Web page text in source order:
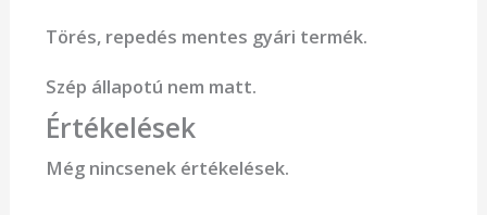
Törés, repedés mentes gyári termék.
Szép állapotú nem matt.
Értékelések
Még nincsenek értékelések.